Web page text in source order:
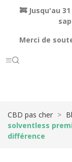
🚒 Jusqu'au
Merci de
CBD pas cher
solventless
différence